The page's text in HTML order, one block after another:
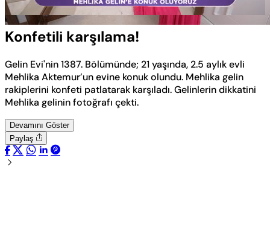
Sesi
Aç
Oynatma
Hızı
Konfetili karşılama!
Gelin Evi'nin 1387. Bölümünde; 21 yaşında, 2.5 aylık evli
Mehlika Aktemur’un evine konuk olundu. Mehlika gelin
rakiplerini konfeti patlatarak karşıladı. Gelinlerin dikkatini
Mehlika gelinin fotoğrafı çekti.
Devamını Göster
Paylaş